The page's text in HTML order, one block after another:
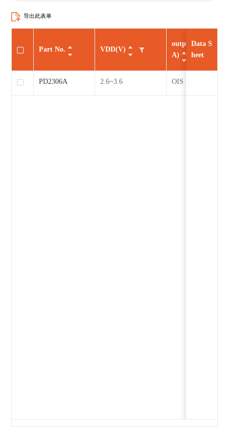
导出此表单
VDD(V)
output current(m
A)
2.6~3.6
OIS XY:±130/±200
Part No.
PD2306A
Data S
heet